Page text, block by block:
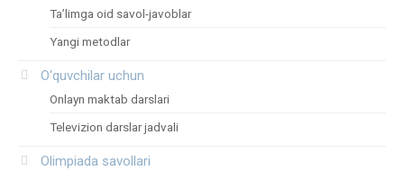
Ta’limga oid savol-javoblar
Yangi metodlar
O‘quvchilar uchun
Onlayn maktab darslari
Televizion darslar jadvali
Olimpiada savollari